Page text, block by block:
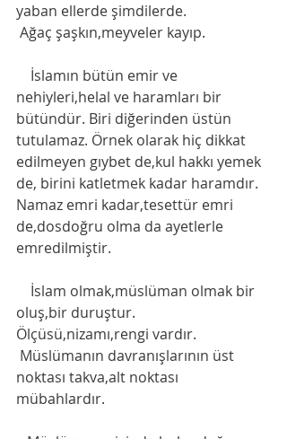
yaban ellerde şimdilerde.
Ağaç şaşkın,meyveler kayıp.
nehiyleri,helal ve haramları bir
bütündür. Biri diğerinden üstün
tutulamaz. Örnek olarak hiç dikkat
edilmeyen gıybet de,kul hakkı yemek
de, birini katletmek kadar haramdır.
Namaz emri kadar,tesettür emri
de,dosdoğru olma da ayetlerle
emredilmiştir.
oluş,bir duruştur.
Ölçüsü,nizamı,rengi vardır.
noktası takva,alt noktası
mübahlardır.